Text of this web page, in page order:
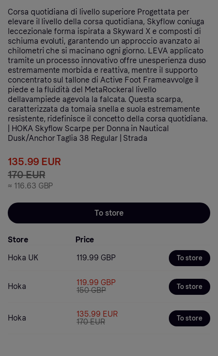
Corsa quotidiana di livello superiore Progettata per
elevare il livello della corsa quotidiana, Skyflow coniuga
leccezionale forma ispirata a Skyward X e composti di
schiuma evoluti, garantendo un approccio avanzato ai
chilometri che si macinano ogni giorno. LEVA applicato
tramite un processo innovativo offre unesperienza duso
estremamente morbida e reattiva, mentre il supporto
concentrato sul tallone di Active Foot Frameavvolge il
piede e la fluidità del MetaRockeral livello
dellavampiede agevola la falcata. Questa scarpa,
caratterizzata da tomaia snella e suola estremamente
resistente, ridefinisce il concetto della corsa quotidiana.
| HOKA Skyflow Scarpe per Donna in Nautical
Dusk/Anchor Taglia 38 Regular | Strada
135.99 EUR
170 EUR
≈ 116.63 GBP
To store
Store
Price
Hoka UK
119.99 GBP To store
Hoka
119.99 GBP
150 GBP
To store
Hoka
135.99 EUR
170 EUR
To store